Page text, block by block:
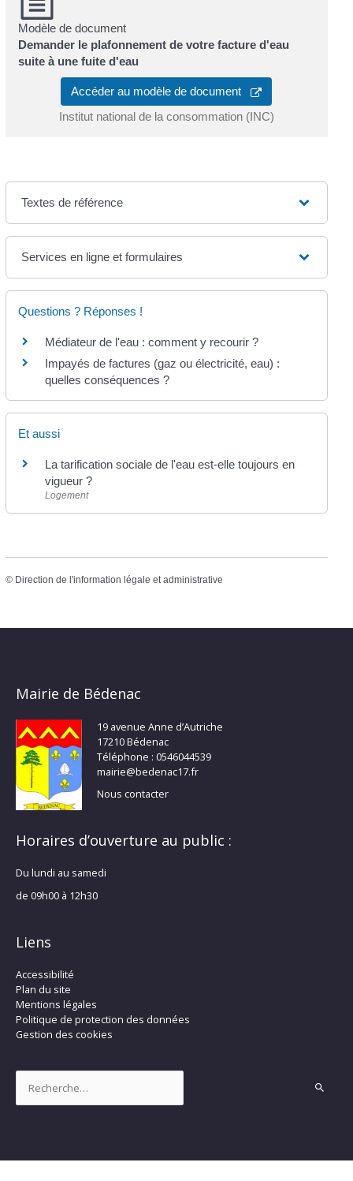
Modèle de document
Demander le plafonnement de votre facture d'eau
suite à une fuite d'eau
Accéder au modèle de document
Institut national de la consommation (INC)
Textes de référence
Services en ligne et formulaires
Questions ? Réponses !
Médiateur de l'eau : comment y recourir ?
Impayés de factures (gaz ou électricité, eau) :
quelles conséquences ?
Et aussi
La tarification sociale de l'eau est-elle toujours en
vigueur ?
Logement
© Direction de l'information légale et administrative
Mairie de Bédenac
19 avenue Anne d’Autriche
17210 Bédenac
Téléphone : 0546044539
mairie@bedenac17.fr
Nous contacter
Horaires d’ouverture au public :
Du lundi au samedi
de 09h00 à 12h30
Liens
Accessibilité
Plan du site
Mentions légales
Politique de protection des données
Gestion des cookies